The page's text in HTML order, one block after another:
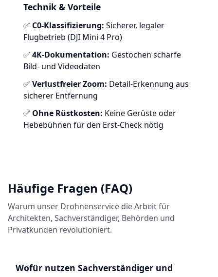
Technik & Vorteile
✅ C0-Klassifizierung: Sicherer, legaler
Flugbetrieb (DJI Mini 4 Pro)
✅ 4K-Dokumentation: Gestochen scharfe
Bild- und Videodaten
✅ Verlustfreier Zoom: Detail-Erkennung aus
sicherer Entfernung
✅ Ohne Rüstkosten: Keine Gerüste oder
Hebebühnen für den Erst-Check nötig
Häufige Fragen (FAQ)
Warum unser Drohnenservice die Arbeit für
Architekten, Sachverständiger, Behörden und
Privatkunden revolutioniert.
Wofür nutzen Sachverständiger und